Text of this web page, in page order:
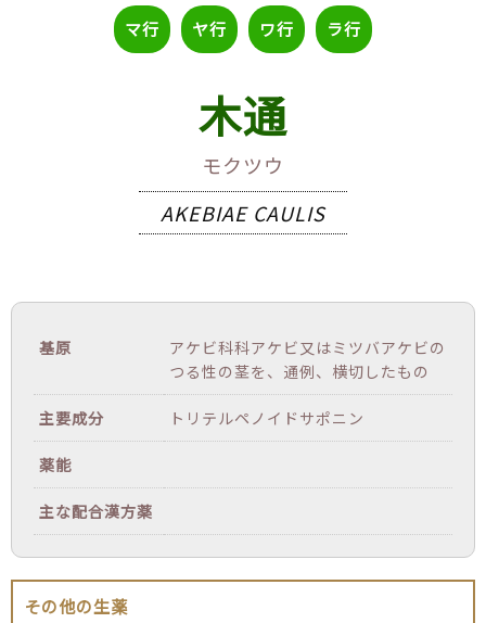
マ行 ヤ行 ワ行 ラ行
木通
モクツウ
AKEBIAE CAULIS
基原
アケビ科科アケビ又はミツバアケビの
つる性の茎を、通例、横切したもの
主要成分 トリテルペノイドサポニン
薬能
主な配合漢方薬
その他の生薬